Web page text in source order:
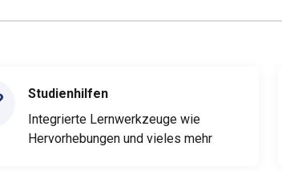
Studienhilfen
Integrierte Lernwerkzeuge wie
Hervorhebungen und vieles mehr